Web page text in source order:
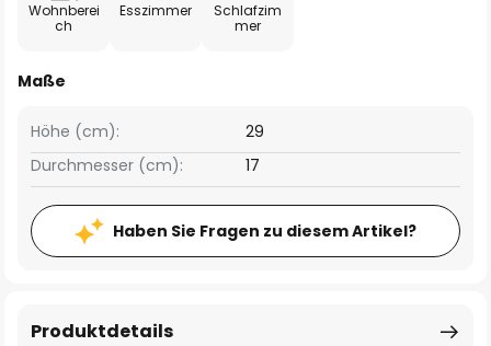
Wohnberei
ch
Esszimmer
Schlafzim
mer
Maße
Höhe (cm):
29
Durchmesser (cm):
17
Haben Sie Fragen zu diesem Artikel?
Produktdetails